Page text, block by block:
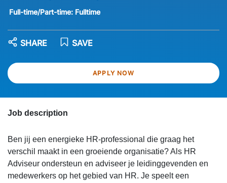
Full-time/Part-time: Fulltime
APPLY NOW
SAVE
SHARE
Job description
Ben jij een energieke HR-professional die graag het
verschil maakt in een groeiende organisatie? Als HR
Adviseur ondersteun en adviseer je leidinggevenden en
medewerkers op het gebied van HR. Je speelt een